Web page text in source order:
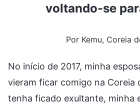
voltando-se
Por Kemu, Coreia
No início de 2017, minha
vieram ficar comigo na Coreia
tenha ficado exultante, minha